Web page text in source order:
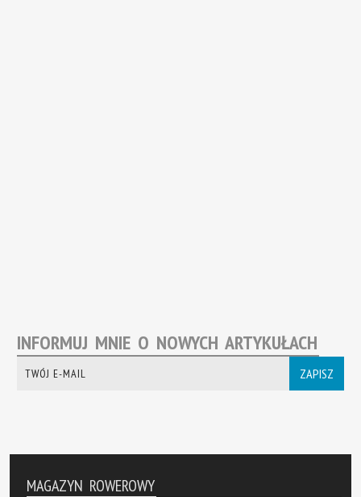
INFORMUJ MNIE O NOWYCH ARTYKUŁACH
ZAPISZ
MAGAZYN ROWEROWY